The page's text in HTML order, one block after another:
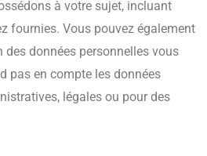
à votre sujet, incluant
fournies. Vous pouvez également
données personnelles vous
pas en compte les données
légales ou pour des